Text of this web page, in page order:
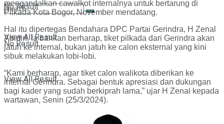
No Result
View All Result
No Result
View All Result
mengandalkan cawalkot internalnya untuk bertarung di
Pilkada Kota Bogor, November mendatang.
Hal itu dipertegas Bendahara DPC Partai Gerindra, H Zenal
Abidin. Ia bahkan berharap, tiket pilkada dari Gerindra akan
jatuh ke internal, bukan jatuh ke calon eksternal yang kini
sibuk melakukan lobi-lobi.
“Kami berharap, agar tiket calon walikota diberikan ke
internal Gerindra. Sebagai bentuk apresiasi dan dukungan
bagi kader yang sudah berkiprah lama,” ujar H Zenal kepada
wartawan, Senin (25/3/2024).